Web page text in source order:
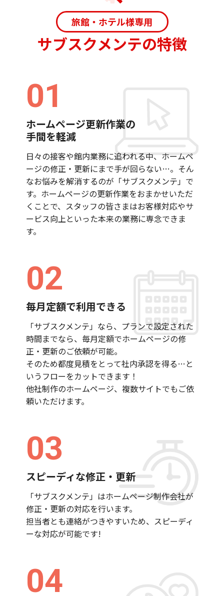
旅館・ホテル様専用
サブスクメンテの特徴
01
ホームページ更新作業の
手間を軽減
日々の接客や館内業務に追われる中、ホームペ
ージの修正・更新にまで手が回らない…。そん
なお悩みを解消するのが「サブスクメンテ」で
す。ホームページの更新作業をおまかせいただ
くことで、スタッフの皆さまはお客様対応やサ
ービス向上といった本来の業務に専念できま
す。
02
毎月定額で利用できる
「サブスクメンテ」なら、プランで設定された
時間までなら、毎月定額でホームページの修
正・更新のご依頼が可能。
そのため都度見積をとって社内承認を得る…と
いうフローをカットできます！
他社制作のホームページ、複数サイトでもご依
頼いただけます。
03
スピーディな修正・更新
「サブスクメンテ」はホームページ制作会社が
修正・更新の対応を行います。
担当者とも連絡がつきやすいため、スピーディ
ーな対応が可能です!
04